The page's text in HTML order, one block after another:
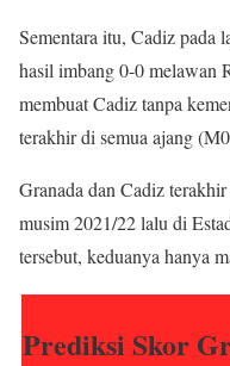
Sementara itu, Cadiz pada
hasil imbang 0-0 melawan
membuat Cadiz tanpa
terakhir di semua ajang
Granada dan Cadiz
musim 2021/22 lalu di
tersebut, keduanya hanya
Prediksi Skor